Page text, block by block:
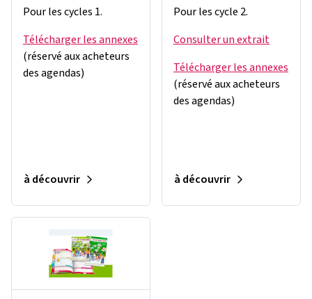
Pour les cycles 1.
Télécharger les annexes
(réservé aux acheteurs
des agendas)
à découvrir
Pour les cycle 2.
Consulter un extrait
Télécharger les annexes
(réservé aux acheteurs
des agendas)
à découvrir